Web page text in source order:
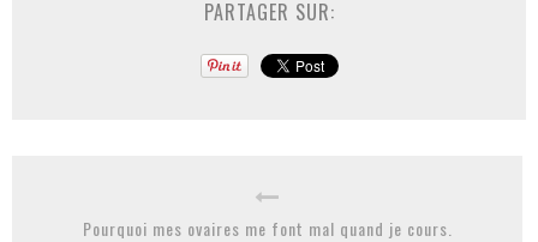
PARTAGER SUR:
Pourquoi mes ovaires me font mal quand je cours.